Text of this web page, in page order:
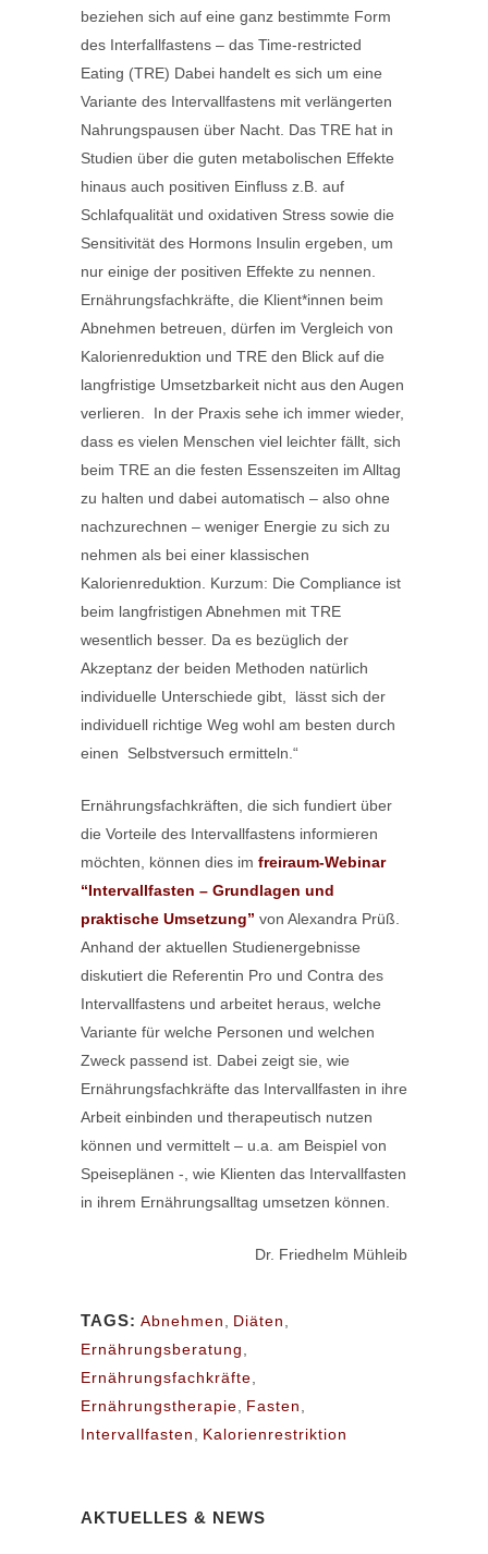
beziehen sich auf eine ganz bestimmte Form
des Interfallfastens – das Time-restricted
Eating (TRE) Dabei handelt es sich um eine
Variante des Intervallfastens mit verlängerten
Nahrungspausen über Nacht. Das TRE hat in
Studien über die guten metabolischen Effekte
hinaus auch positiven Einfluss z.B. auf
Schlafqualität und oxidativen Stress sowie die
Sensitivität des Hormons Insulin ergeben, um
nur einige der positiven Effekte zu nennen.
Ernährungsfachkräfte, die Klient*innen beim
Abnehmen betreuen, dürfen im Vergleich von
Kalorienreduktion und TRE den Blick auf die
langfristige Umsetzbarkeit nicht aus den Augen
verlieren. In der Praxis sehe ich immer wieder,
dass es vielen Menschen viel leichter fällt, sich
beim TRE an die festen Essenszeiten im Alltag
zu halten und dabei automatisch – also ohne
nachzurechnen – weniger Energie zu sich zu
nehmen als bei einer klassischen
Kalorienreduktion. Kurzum: Die Compliance ist
beim langfristigen Abnehmen mit TRE
wesentlich besser. Da es bezüglich der
Akzeptanz der beiden Methoden natürlich
individuelle Unterschiede gibt, lässt sich der
individuell richtige Weg wohl am besten durch
einen Selbstversuch ermitteln.“
Ernährungsfachkräften, die sich fundiert über
die Vorteile des Intervallfastens informieren
möchten, können dies im freiraum-Webinar
“Intervallfasten – Grundlagen und
praktische Umsetzung” von Alexandra Prüß.
Anhand der aktuellen Studienergebnisse
diskutiert die Referentin Pro und Contra des
Intervallfastens und arbeitet heraus, welche
Variante für welche Personen und welchen
Zweck passend ist. Dabei zeigt sie, wie
Ernährungsfachkräfte das Intervallfasten in ihre
Arbeit einbinden und therapeutisch nutzen
können und vermittelt – u.a. am Beispiel von
Speiseplänen -, wie Klienten das Intervallfasten
in ihrem Ernährungsalltag umsetzen können.
Dr. Friedhelm Mühleib
TAGS: Abnehmen Diäten
Ernährungsberatung
Ernährungsfachkräfte
Ernährungstherapie
Fasten
Intervallfasten
Kalorienrestriktion
AKTUELLES & NEWS